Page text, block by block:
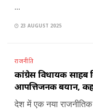
...
23 AUGUST 2025
राजनीति
कांग्रेस विधायक साहब
आपत्तिजनक बयान,
देश में एक नया